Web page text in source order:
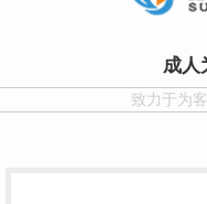
成人
致力于为